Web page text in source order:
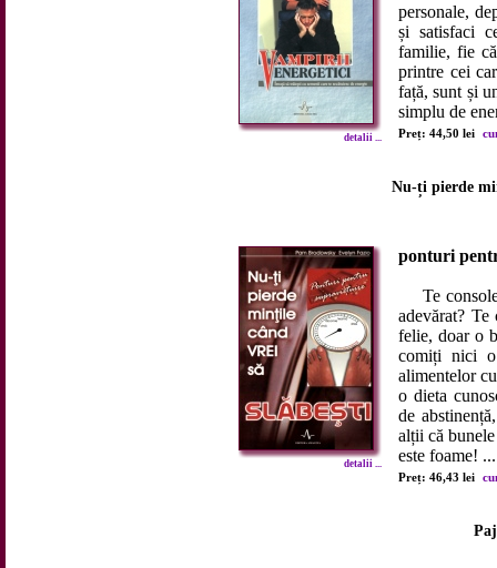
detalii ...
personale,
și satisfaci
familie, fie
printre cei
față, sunt și
simplu de
Preț: 44,50 lei
Nu-ți pierde
detalii ...
ponturi
Te
adevărat?
felie, doar o
comiți nici o
alimentelor
o dieta
de
alții că
este foame! ...
Preț: 46,43 lei